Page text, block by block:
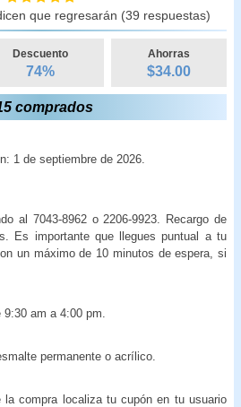
que regresarán (39 respuestas)
Descuento
74%
Ahorras
$34.00
comprados
1 de septiembre de 2026.
al 7043-8962 o 2206-9923. Recargo de
Es importante que llegues puntual a tu
un máximo de 10 minutos de espera, si
9:30 am a 4:00 pm.
permanente o acrílico.
la compra localiza tu cupón en tu usuario